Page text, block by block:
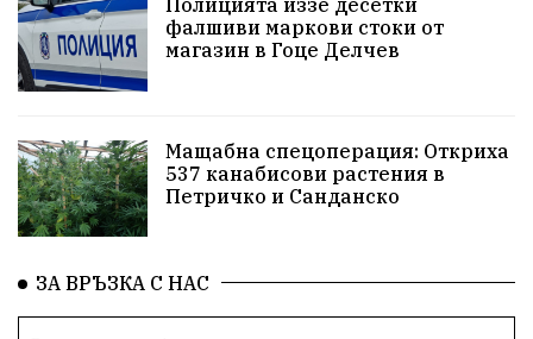
Благотворителност Апостол Апостолов
домашно насилие Пътна безопасност ГДБОП
Проверки здравеопазване Росен Желязков
БАБХ Фестивал Андрей Гюров
Полицията иззе десетки
фалшиви маркови стоки от
магазин в Гоце Делчев
Мащабна спецоперация: Откриха
537 канабисови растения в
Петричко и Санданско
ЗА ВРЪЗКА С НАС